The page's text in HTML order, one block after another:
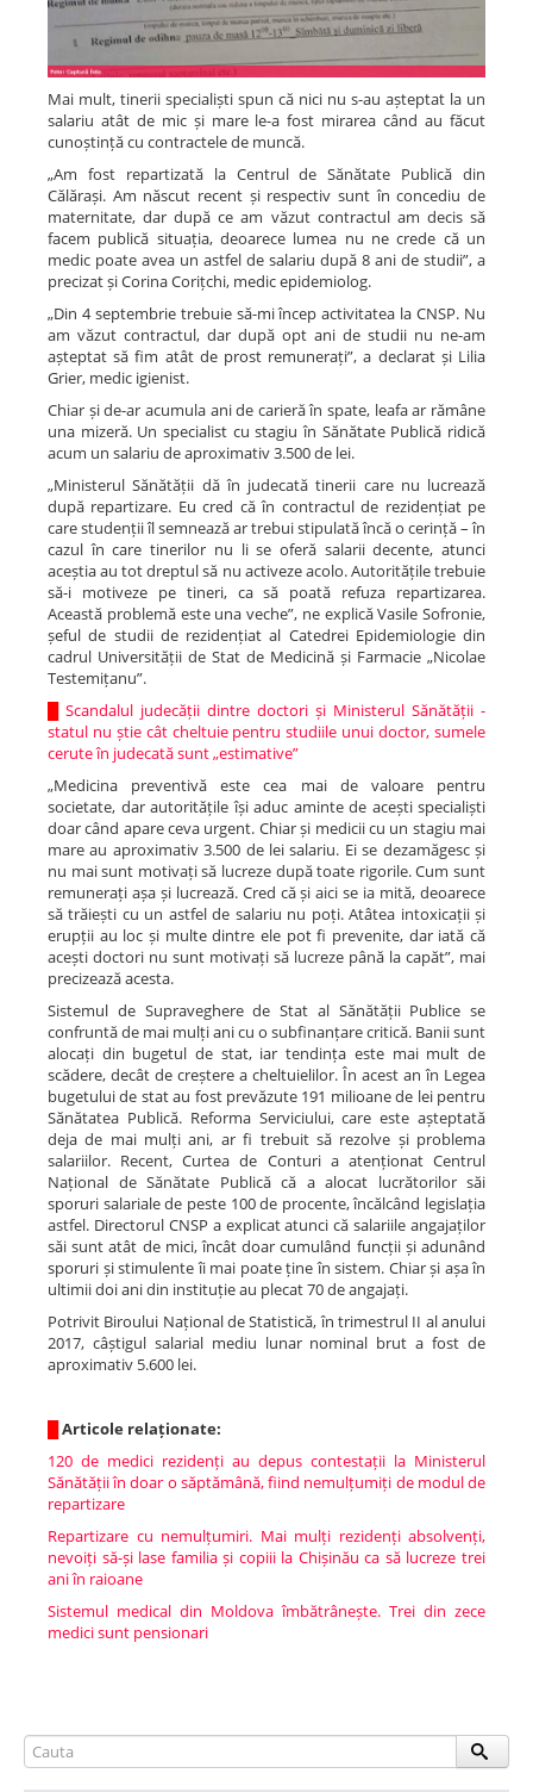
Mai mult, tinerii specialiști spun că nici nu s-au așteptat la un
salariu atât de mic și mare le-a fost mirarea când au făcut
cunoștință cu contractele de muncă.
„Am fost repartizată la Centrul de Sănătate Publică din
Călărași. Am născut recent și respectiv sunt în concediu de
maternitate, dar după ce am văzut contractul am decis să
facem publică situația, deoarece lumea nu ne crede că un
medic poate avea un astfel de salariu după 8 ani de studii”, a
precizat și Corina Corițchi, medic epidemiolog.
„Din 4 septembrie trebuie să-mi încep activitatea la CNSP. Nu
am văzut contractul, dar după opt ani de studii nu ne-am
așteptat să fim atât de prost remunerați”, a declarat și Lilia
Grier, medic igienist.
Chiar și de-ar acumula ani de carieră în spate, leafa ar rămâne
una mizeră. Un specialist cu stagiu în Sănătate Publică ridică
acum un salariu de aproximativ 3.500 de lei.
„Ministerul Sănătății dă în judecată tinerii care nu lucrează
după repartizare. Eu cred că în contractul de rezidențiat pe
care studenții îl semnează ar trebui stipulată încă o cerință – în
cazul în care tinerilor nu li se oferă salarii decente, atunci
aceștia au tot dreptul să nu activeze acolo. Autoritățile trebuie
să-i motiveze pe tineri, ca să poată refuza repartizarea.
Această problemă este una veche”, ne explică Vasile Sofronie,
șeful de studii de rezidențiat al Catedrei Epidemiologie din
cadrul Universității de Stat de Medicină și Farmacie „Nicolae
Testemițanu”.
Scandalul judecății dintre doctori și Ministerul Sănătății -
statul nu știe cât cheltuie pentru studiile unui doctor, sumele
cerute în judecată sunt „estimative”
„Medicina preventivă este cea mai de valoare pentru
societate, dar autoritățile își aduc aminte de acești specialiști
doar când apare ceva urgent. Chiar și medicii cu un stagiu mai
mare au aproximativ 3.500 de lei salariu. Ei se dezamăgesc și
nu mai sunt motivați să lucreze după toate rigorile. Cum sunt
remunerați așa și lucrează. Cred că și aici se ia mită, deoarece
să trăiești cu un astfel de salariu nu poți. Atâtea intoxicații și
erupții au loc și multe dintre ele pot fi prevenite, dar iată că
acești doctori nu sunt motivați să lucreze până la capăt”, mai
precizează acesta.
Sistemul de Supraveghere de Stat al Sănătății Publice se
confruntă de mai mulți ani cu o subfinanțare critică. Banii sunt
alocați din bugetul de stat, iar tendința este mai mult de
scădere, decât de creștere a cheltuielilor. În acest an în Legea
bugetului de stat au fost prevăzute 191 milioane de lei pentru
Sănătatea Publică. Reforma Serviciului, care este așteptată
deja de mai mulți ani, ar fi trebuit să rezolve și problema
salariilor. Recent, Curtea de Conturi a atenționat Centrul
Național de Sănătate Publică că a alocat lucrătorilor săi
sporuri salariale de peste 100 de procente, încălcând legislația
astfel. Directorul CNSP a explicat atunci că salariile angajaților
săi sunt atât de mici, încât doar cumulând funcții și adunând
sporuri și stimulente îi mai poate ține în sistem. Chiar și așa în
ultimii doi ani din instituție au plecat 70 de angajați.
Potrivit Biroului Național de Statistică, în trimestrul II al anului
2017, câștigul salarial mediu lunar nominal brut a fost de
aproximativ 5.600 lei.
Articole relaționate:
120 de medici rezidenți au depus contestații la Ministerul
Sănătății în doar o săptămână, fiind nemulțumiți de modul de
repartizare
Repartizare cu nemulțumiri. Mai mulți rezidenți absolvenți,
nevoiți să-și lase familia și copiii la Chișinău ca să lucreze trei
ani în raioane
Sistemul medical din Moldova îmbătrânește. Trei din zece
medici sunt pensionari